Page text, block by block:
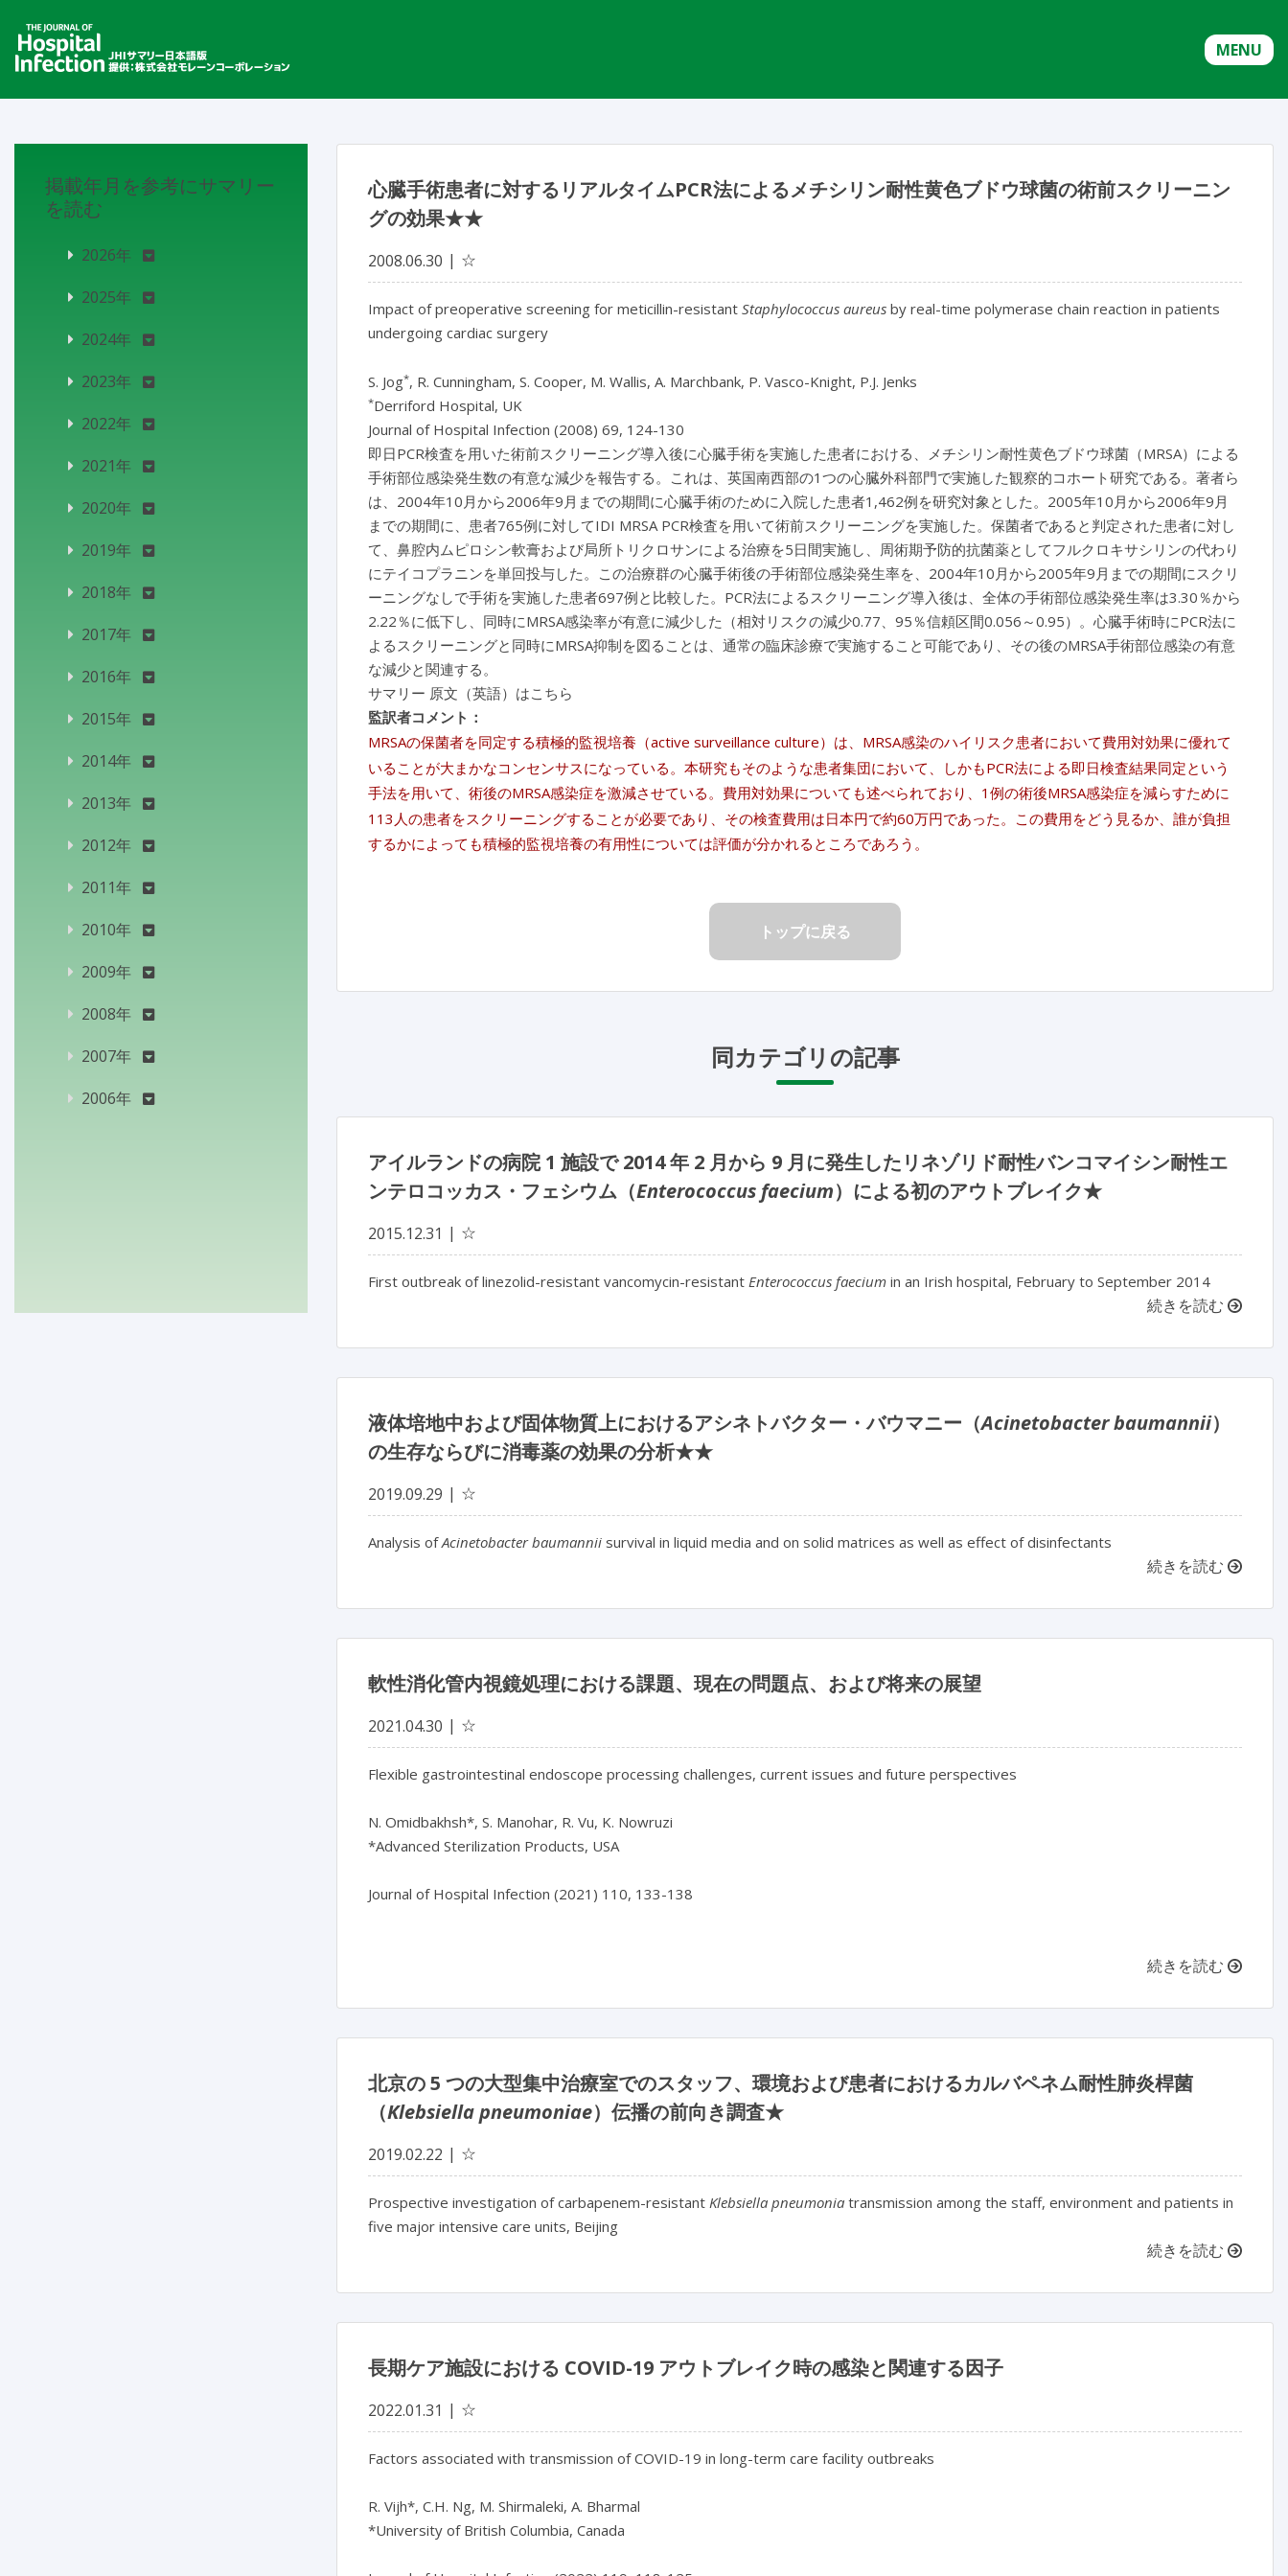
MENU
心臓手術患者に対するリアルタイムPCR法によるメチシリン耐性黄色ブドウ球菌の術前スクリーニン
グの効果★★
2008.06.30 ☆
Impact of preoperative screening for meticillin-resistant Staphylococcus aureus by real-time polymerase chain reaction in patients
undergoing cardiac surgery
S. Jog*, R. Cunningham, S. Cooper, M. Wallis, A. Marchbank, P. Vasco-Knight, P.J. Jenks
*Derriford Hospital, UK
Journal of Hospital Infection (2008) 69, 124-130
即日PCR検査を用いた術前スクリーニング導入後に心臓手術を実施した患者における、メチシリン耐性黄色ブドウ球菌（MRSA）による
手術部位感染発生数の有意な減少を報告する。これは、英国南西部の1つの心臓外科部門で実施した観察的コホート研究である。著者ら
は、2004年10月から2006年9月までの期間に心臓手術のために入院した患者1,462例を研究対象とした。2005年10月から2006年9月
までの期間に、患者765例に対してIDI MRSA PCR検査を用いて術前スクリーニングを実施した。保菌者であると判定された患者に対し
て、鼻腔内ムピロシン軟膏および局所トリクロサンによる治療を5日間実施し、周術期予防的抗菌薬としてフルクロキサシリンの代わり
にテイコプラニンを単回投与した。この治療群の心臓手術後の手術部位感染発生率を、2004年10月から2005年9月までの期間にスクリ
ーニングなしで手術を実施した患者697例と比較した。PCR法によるスクリーニング導入後は、全体の手術部位感染発生率は3.30％から
2.22％に低下し、同時にMRSA感染率が有意に減少した（相対リスクの減少0.77、95％信頼区間0.056～0.95）。心臓手術時にPCR法に
よるスクリーニングと同時にMRSA抑制を図ることは、通常の臨床診療で実施すること可能であり、その後のMRSA手術部位感染の有意
な減少と関連する。
サマリー 原文（英語）はこちら
監訳者コメント：
MRSAの保菌者を同定する積極的監視培養（active surveillance culture）は、MRSA感染のハイリスク患者において費用対効果に優れて
いることが大まかなコンセンサスになっている。本研究もそのような患者集団において、しかもPCR法による即日検査結果同定という
手法を用いて、術後のMRSA感染症を激減させている。費用対効果についても述べられており、1例の術後MRSA感染症を減らすために
113人の患者をスクリーニングすることが必要であり、その検査費用は日本円で約60万円であった。この費用をどう見るか、誰が負担
するかによっても積極的監視培養の有用性については評価が分かれるところであろう。
トップに戻る
同カテゴリの記事
アイルランドの病院 1 施設で 2014 年 2 月から 9 月に発生したリネゾリド耐性バンコマイシン耐性エ
ンテロコッカス・フェシウム（Enterococcus faecium）による初のアウトブレイク★
2015.12.31 ☆
First outbreak of linezolid-resistant vancomycin-resistant Enterococcus faecium in an Irish hospital, February to September 2014
続きを読む
液体培地中および固体物質上におけるアシネトバクター・バウマニー（Acinetobacter baumannii）
の生存ならびに消毒薬の効果の分析★★
2019.09.29 ☆
Analysis ofAcinetobacter baumannii survival in liquid media and on solid matrices as well as effect of disinfectants
続きを読む
軟性消化管内視鏡処理における課題、現在の問題点、および将来の展望
2021.04.30 ☆
Flexible gastrointestinal endoscope processing challenges, current issues and future perspectives
N. Omidbakhsh*, S. Manohar, R. Vu, K. Nowruzi
*Advanced Sterilization Products, USA
Journal of Hospital Infection (2021) 110, 133-138
続きを読む
北京の 5 つの大型集中治療室でのスタッフ、環境および患者におけるカルバペネム耐性肺炎桿菌
（Klebsiella pneumoniae）伝播の前向き調査★
2019.02.22 ☆
Prospective investigation of carbapenem-resistant Klebsiella pneumonia transmission among the staff, environment and patients in
five major intensive care units, Beijing
続きを読む
長期ケア施設における COVID-19 アウトブレイク時の感染と関連する因子
2022.01.31 ☆
Factors associated with transmission of COVID-19 in long-term care facility outbreaks
R. Vijh*, C.H. Ng, M. Shirmaleki, A. Bharmal
*University of British Columbia, Canada
掲載年月を参考にサマリー
を読む
2026年
2025年
2024年
2023年
2022年
2021年
2020年
2019年
2018年
2017年
2016年
2015年
2014年
2013年
2012年
2011年
2010年
2009年
2008年
2007年
2006年